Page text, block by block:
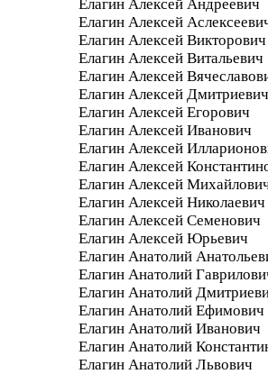
Елагин Алексей Андреевич
Елагин Алексей
Елагин Алексей Викторович
Елагин Алексей Витальевич
Елагин Алексей
Елагин Алексей Дмитриевич
Елагин Алексей Егорович
Елагин Алексей Иванович
Елагин Алексей
Елагин Алексей
Елагин Алексей
Елагин Алексей Николаевич
Елагин Алексей Семенович
Елагин Алексей Юрьевич
Елагин Анатолий
Елагин Анатолий
Елагин Анатолий
Елагин Анатолий Ефимович
Елагин Анатолий Иванович
Елагин Анатолий
Елагин Анатолий Львович